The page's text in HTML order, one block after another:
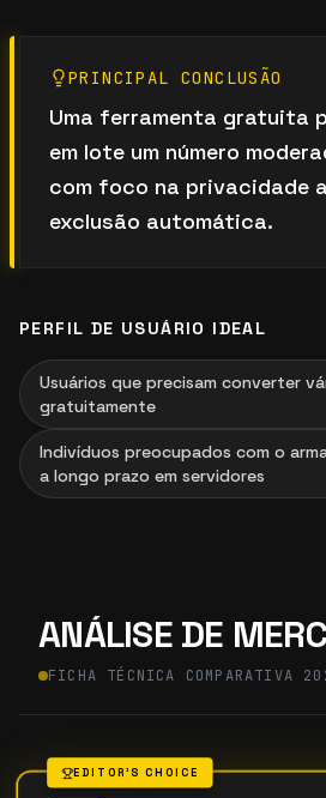
PRINCIPAL CONCLUSÃO
Uma ferramenta gratuita
em lote um número
com foco na privacidade
exclusão automática.
PERFIL DE USUÁRIO IDEAL
Usuários que precisam converter
gratuitamente
Indivíduos preocupados com o
a longo prazo em servidores
ANÁLISE DE
FICHA TÉCNICA COMPARATIVA
EDITOR'S CHOICE